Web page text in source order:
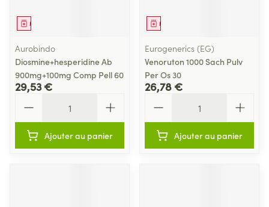
Médicament
Aurobindo
Diosmine+hesperidine Ab
900mg+100mg Comp Pell 60
29,53 €
Ajouter au panier
Médicament
Eurogenerics (EG)
Venoruton 1000 Sach Pulv
Per Os 30
26,78 €
Ajouter au panier